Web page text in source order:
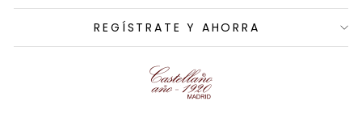
REGÍSTRATE Y AHORRA